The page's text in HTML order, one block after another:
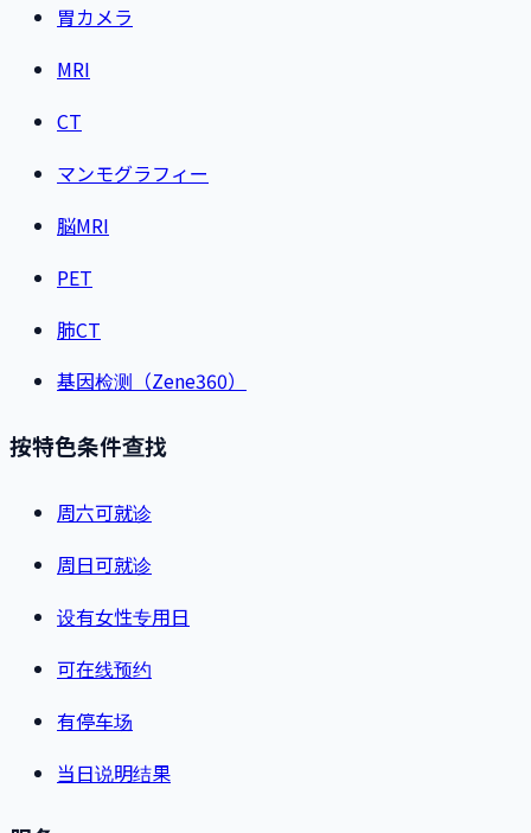
胃カメラ
MRI
CT
マンモグラフィー
脳MRI
PET
肺CT
基因检测（Zene360）
按特色条件查找
周六可就诊
周日可就诊
设有女性专用日
可在线预约
有停车场
当日说明结果